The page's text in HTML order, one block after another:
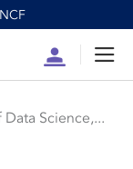
Compte
Science,...